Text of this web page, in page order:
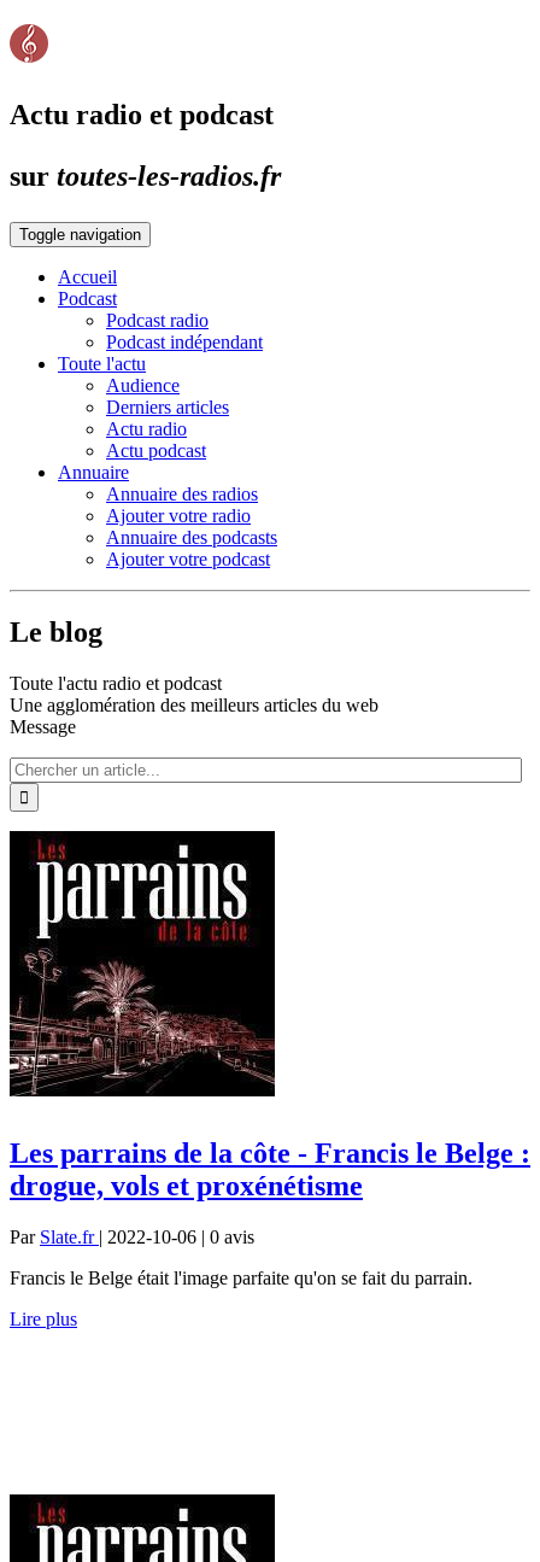
Actu radio et podcast
sur toutes-les-radios.fr
Toggle navigation
Accueil
Podcast
Podcast radio
Podcast indépendant
Toute l'actu
Audience
Derniers articles
Actu radio
Actu podcast
Annuaire
Annuaire des radios
Ajouter votre radio
Annuaire des podcasts
Ajouter votre podcast
Le blog
Toute l'actu radio et podcast
Une agglomération des meilleurs articles du web
Message
Les parrains de la côte - Francis le Belge :
drogue, vols et proxénétisme
Par Slate.fr | 2022-10-06 | 0 avis
Francis le Belge était l'image parfaite qu'on se fait du parrain.
Lire plus